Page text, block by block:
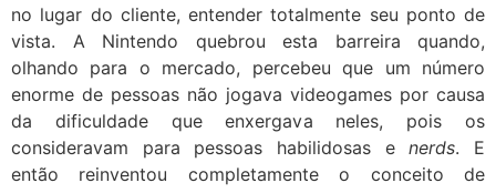
no lugar do cliente, entender totalmente seu ponto de
vista. A Nintendo quebrou esta barreira quando,
olhando para o mercado, percebeu que um número
enorme de pessoas não jogava videogames por causa
da dificuldade que enxergava neles, pois os
consideravam para pessoas habilidosas enerds. E
então reinventou completamente o conceito de